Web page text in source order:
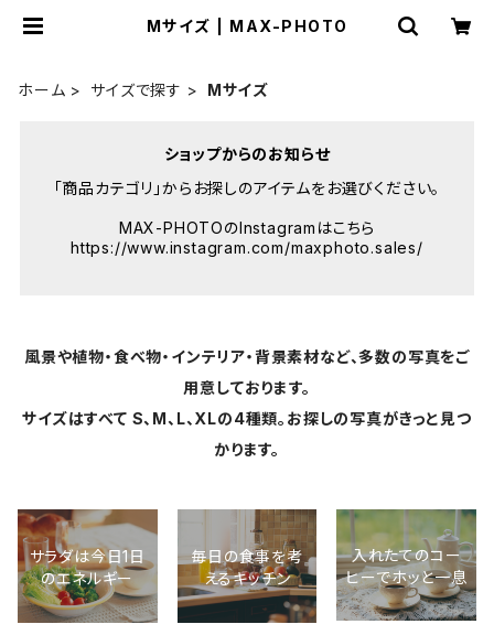
Mサイズ | MAX-PHOTO
ホーム サイズで探す Mサイズ
ショップからのお知らせ
「商品カテゴリ」からお探しのアイテムをお選びください。
MAX-PHOTOのInstagramはこちら
https://www.instagram.com/maxphoto.sales/
風景や植物・食べ物・インテリア・背景素材など、多数の写真をご
用意しております。
サイズはすべて S、M、L、XLの4種類。お探しの写真がきっと見つ
かります。
サラダは今日1日
のエネルギー
毎日の食事を考
えるキッチン
入れたてのコー
ヒーでホッと一息